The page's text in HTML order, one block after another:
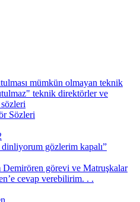
Sözleri
gözlerim kapalı”
cevap verebilirim. . .